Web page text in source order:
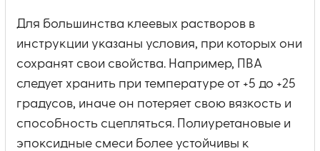
Для большинства клеевых растворов в
инструкции указаны условия, при которых они
сохранят свои свойства. Например, ПВА
следует хранить при температуре от +5 до +25
градусов, иначе он потеряет свою вязкость и
способность сцепляться. Полиуретановые и
эпоксидные смеси более устойчивы к